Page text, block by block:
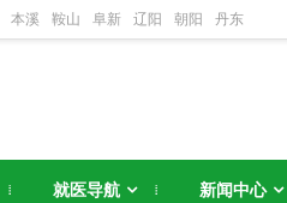
本溪 鞍山 阜新 辽阳 朝阳 丹东
就医导航 新闻中心